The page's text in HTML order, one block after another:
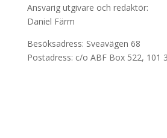
Ansvarig utgivare och redaktör:
Daniel Färm
Besöksadress: Sveavägen 68
Postadress: c/o ABF Box 522, 101